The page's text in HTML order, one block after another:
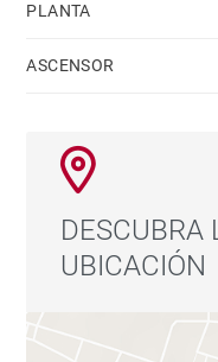
Entramos al
El baño de la suit
ducha y un amplio
gentiles.
*DISPONIBLE 1 DE
PLANTA
ASCENSOR
DESCUBRA
UBICACIÓN